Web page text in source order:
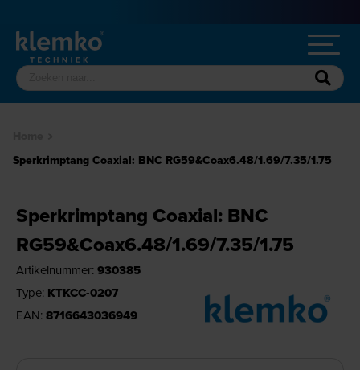
Sperkrimptang Coaxial: BNC RG59&Coax6.48/1.69/7.35/1.75
Sperkrimptang Coaxial: BNC
RG59&Coax6.48/1.69/7.35/1.75
Artikelnummer: 930385
Type: KTKCC-0207
EAN: 8716643036949